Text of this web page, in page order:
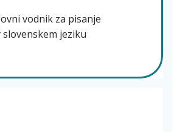
vodnik za pisanje
slovenskem jeziku